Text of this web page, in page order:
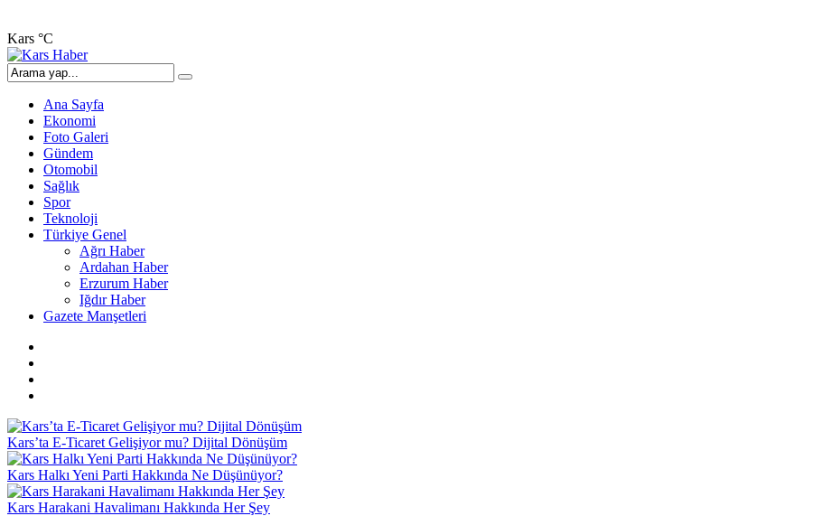
Kars °C
Ana Sayfa
Ekonomi
Foto Galeri
Gündem
Otomobil
Sağlık
Spor
Teknoloji
Türkiye Genel
Ağrı Haber
Ardahan Haber
Erzurum Haber
Iğdır Haber
Gazete Manşetleri
Kars’ta E-Ticaret Gelişiyor mu? Dijital Dönüşüm
Kars Halkı Yeni Parti Hakkında Ne Düşünüyor?
Kars Harakani Havalimanı Hakkında Her Şey